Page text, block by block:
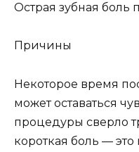
Острая зубная боль
Причины
Некоторое время
может оставаться
процедуры сверло
короткая боль —